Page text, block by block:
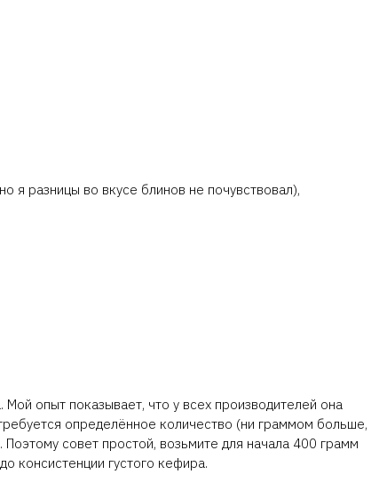
я разницы во вкусе блинов не почувствовал),
опыт показывает, что у всех производителей она
определённое количество (ни граммом больше,
совет простой, возьмите для начала 400 грамм
консистенции густого кефира.